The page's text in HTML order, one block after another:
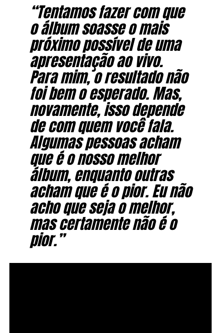
“Tentamos fazer com que
o álbum soasse o mais
próximo possível de uma
apresentação ao vivo.
Para mim, o resultado não
foi bem o esperado. Mas,
novamente, isso depende
de com quem você fala.
Algumas pessoas acham
que é o nosso melhor
álbum, enquanto outras
acham que é o pior. Eu não
acho que seja o melhor,
mas certamente não é o
pior.”